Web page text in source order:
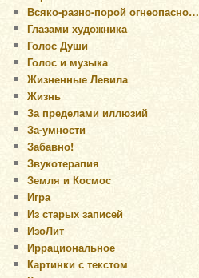
Всяко-разно-порой огнеопасно…
Глазами художника
Голос Души
Голос и музыка
Жизненные Левила
Жизнь
За пределами иллюзий
За-умности
Забавно!
Звукотерапия
Земля и Космос
Игра
Из старых записей
ИзоЛит
Иррациональное
Картинки с текстом